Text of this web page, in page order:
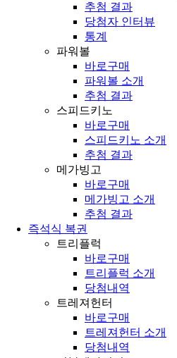
추첨 결과
당첨자 인터뷰
통계
파워볼
바로구매
파워볼 소개
추첨 결과
스피드키노
바로구매
스피드키노 소개
추첨 결과
메가빙고
바로구매
메가빙고 소개
추첨 결과
즉석식 복권
트리플럭
바로구매
트리플럭 소개
당첨내역
트레져헌터
바로구매
트레져헌터 소개
당첨내역